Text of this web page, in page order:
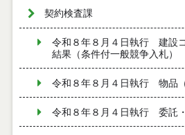
契約検査課
令和８年８月４日執行 建設
結果（条件付一般競争入札）
令和８年８月４日執行 物品
令和８年８月４日執行 委託